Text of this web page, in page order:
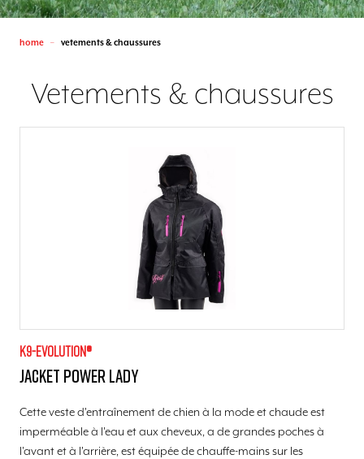
home — vetements & chaussures
Vetements & chaussures
K9-evolution®
Jacket Power lady
Cette veste d'entraînement de chien à la mode et chaude est
imperméable à l'eau et aux cheveux, a de grandes poches à
l'avant et à l'arrière, est équipée de chauffe-mains sur les